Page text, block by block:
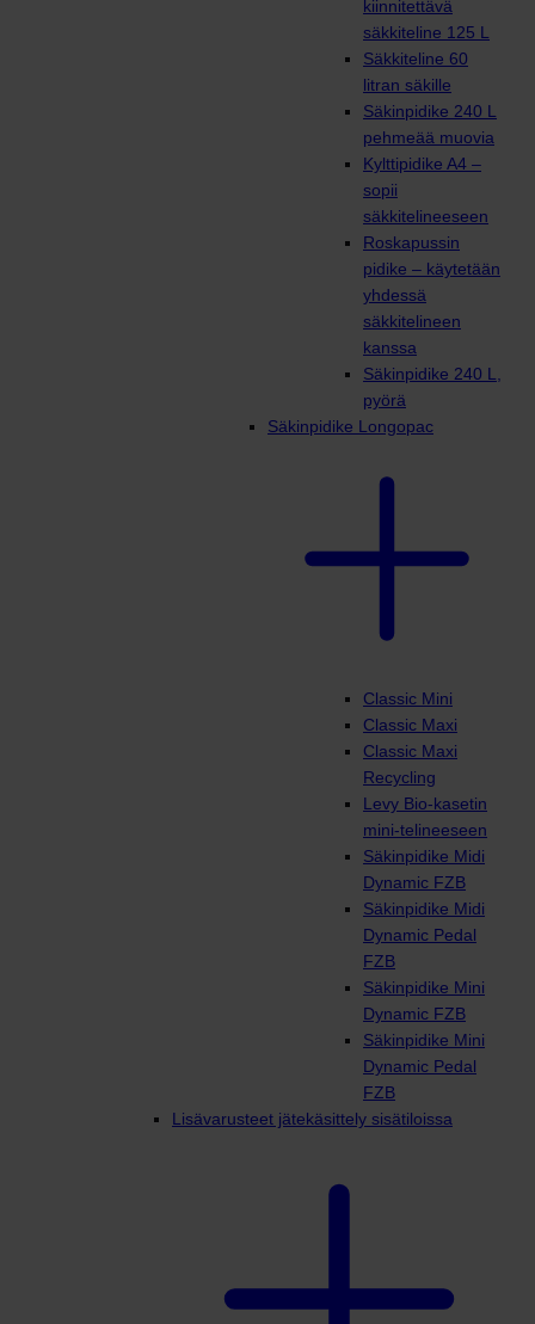
kiinnitettävä
säkkiteline 125 L
Säkkiteline 60
litran säkille
Säkinpidike 240 L
pehmeää muovia
Kylttipidike A4 –
sopii
säkkitelineeseen
Roskapussin
pidike – käytetään
yhdessä
säkkitelineen
kanssa
Säkinpidike 240 L,
pyörä
Säkinpidike Longopac
Classic Mini
Classic Maxi
Classic Maxi
Recycling
Levy Bio-kasetin
mini-telineeseen
Säkinpidike Midi
Dynamic FZB
Säkinpidike Midi
Dynamic Pedal
FZB
Säkinpidike Mini
Dynamic FZB
Säkinpidike Mini
Dynamic Pedal
FZB
Lisävarusteet jätekäsittely sisätiloissa